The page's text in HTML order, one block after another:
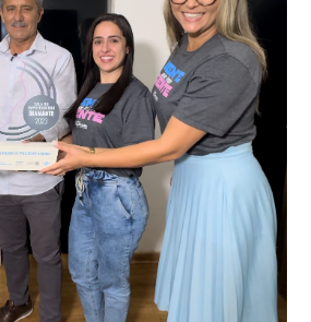
é integrado com outros municípios
a identificação de veículos por
de informações, nesse caso
de uma cidade do Estado do Rio
foram instaladas na sede e no
Kennedy, garantindo mais
seja nas ruas, no comércio, os
Estamos no rumo certo,
servidores que contribuem para a
cidade”, destaca o prefeito Dorlei